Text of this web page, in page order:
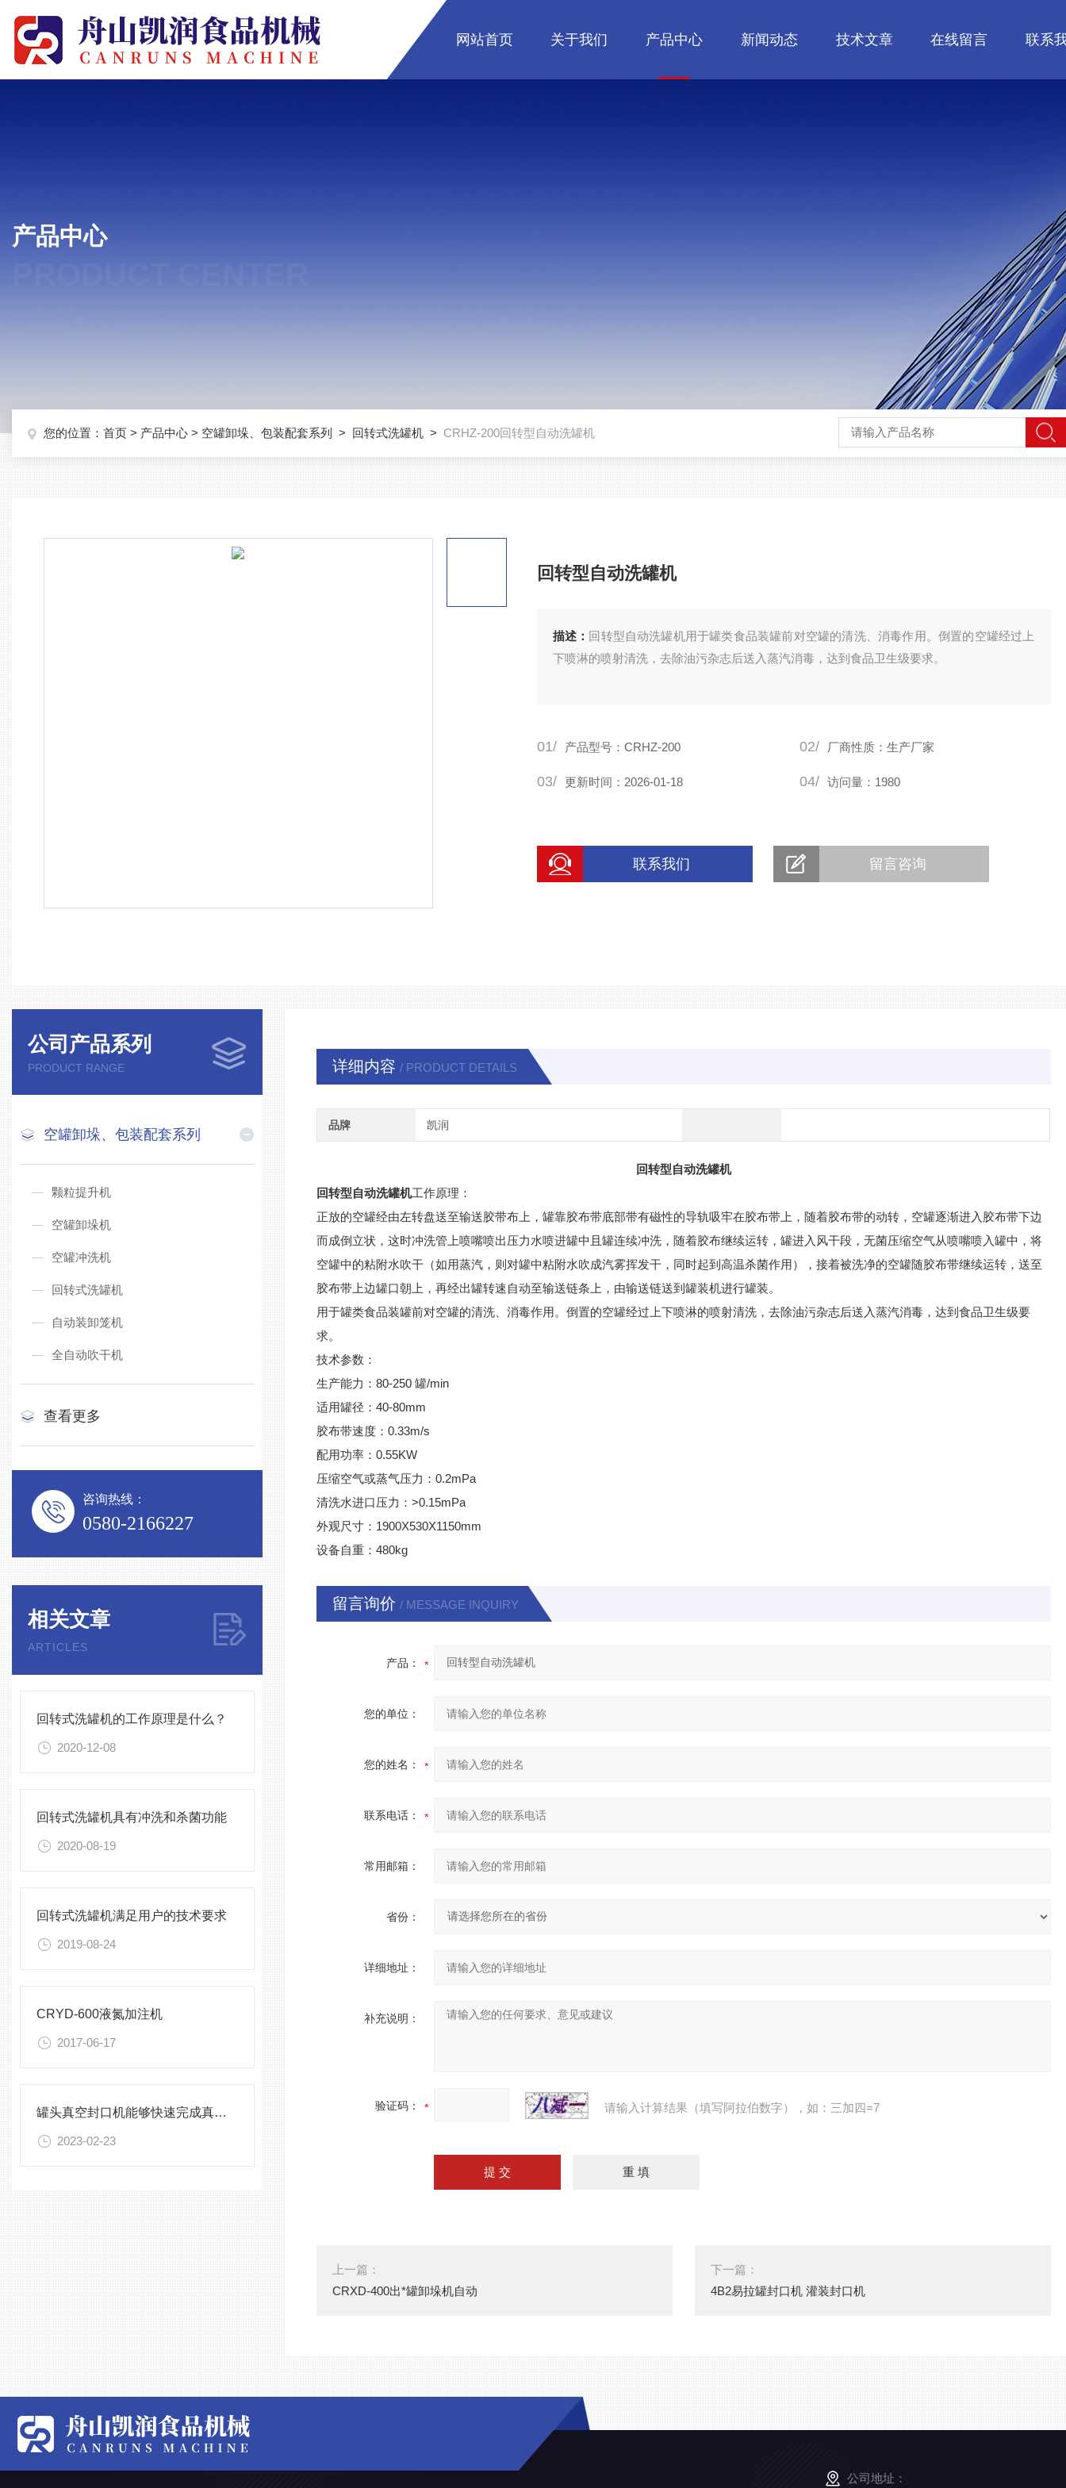
网站首页 关于我们 产品中心 新闻动态 技术文章 在线留言 联系
产品中心
您的位置： 首页 > 产品中心 > 空罐卸垛、包装配套系列 > 回转式洗罐机 > CRHZ-200回转型自动洗罐机
回转型自动洗罐机
描述： 回转型自动洗罐机用于罐类食品装罐前对空罐的清洗、消毒作用。倒置的空罐经过上
下喷淋的喷射清洗，去除油污杂志后送入蒸汽消毒，达到食品卫生级要求。
01/ 产品型号：CRHZ-200 02/ 厂商性质：生产厂家
03/ 更新时间：2026-01-18 04/ 访问量：1980
联系我们 留言咨询
公司产品系列
PRODUCT RANGE
空罐卸垛、包装配套系列
颗粒提升机
空罐卸垛机
空罐冲洗机
回转式洗罐机
自动装卸笼机
全自动吹干机
查看更多
咨询热线：
0580-2166227
相关文章
ARTICLES
回转式洗罐机的工作原理是什么？
2020-12-08
回转式洗罐机具有冲洗和杀菌功能
2020-08-19
回转式洗罐机满足用户的技术要求
2019-08-24
CRYD-600液氮加注机
2017-06-17
罐头真空封口机能够快速完成真空封口处理
2023-02-23
详细内容 / PRODUCT DETAILS
品牌 凯润
回转型自动洗罐机
回转型自动洗罐机工作原理：
正放的空罐经由左转盘送至输送胶带布上，罐靠胶布带底部带有磁性的导轨吸牢在胶布带上，随着胶布带的动转，空罐逐渐进入胶布带下边
而成倒立状，这时冲洗管上喷嘴喷出压力水喷进罐中且罐连续冲洗，随着胶布继续运转，罐进入风干段，无菌压缩空气从喷嘴喷入罐中，将
空罐中的粘附水吹干（如用蒸汽，则对罐中粘附水吹成汽雾挥发干，同时起到高温杀菌作用），接着被洗净的空罐随胶布带继续运转，送至
胶布带上边罐口朝上，再经出罐转速自动至输送链条上，由输送链送到罐装机进行罐装。
用于罐类食品装罐前对空罐的清洗、消毒作用。倒置的空罐经过上下喷淋的喷射清洗，去除油污杂志后送入蒸汽消毒，达到食品卫生级要
求。
技术参数：
生产能力：80-250 罐/min
适用罐径：40-80mm
胶布带速度：0.33m/s
配用功率：0.55KW
压缩空气或蒸气压力：0.2mPa
清洗水进口压力：>0.15mPa
外观尺寸：1900X530X1150mm
设备自重：480kg
留言询价 / MESSAGE INQUIRY
产品：
您的单位：
您的姓名：
联系电话：
常用邮箱：
省份：
详细地址：
补充说明：
验证码： 请输入计算结果（填写阿拉伯数字），如：三加四=7
上一篇：
CRXD-400出*罐卸垛机自动
下一篇：
4B2易拉罐封口机 灌装封口机
公司地址：